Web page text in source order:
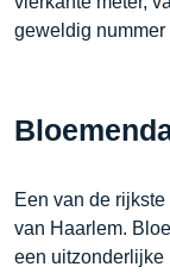
geweldig
Een van de
van Haarlem.
een uitzonderlijke